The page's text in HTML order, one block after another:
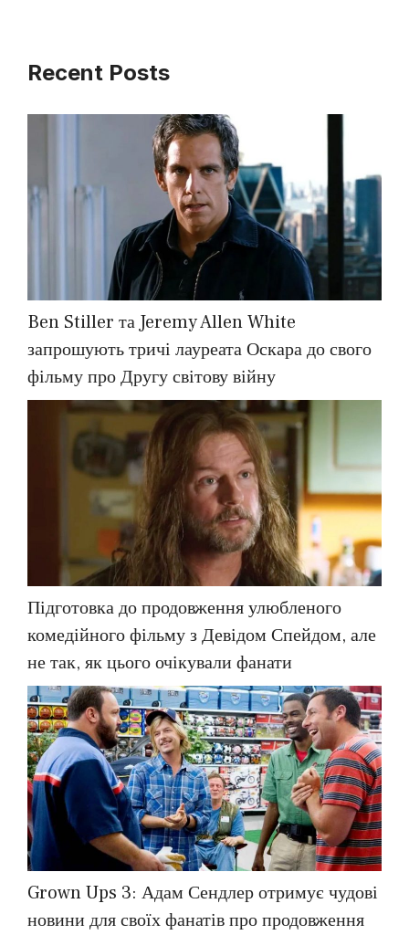
Recent Posts
Ben Stiller та Jeremy Allen White
запрошують тричі лауреата Оскара до свого
фільму про Другу світову війну
Підготовка до продовження улюбленого
комедійного фільму з Девідом Спейдом, але
не так, як цього очікували фанати
Grown Ups 3: Адам Сендлер отримує чудові
новини для своїх фанатів про продовження